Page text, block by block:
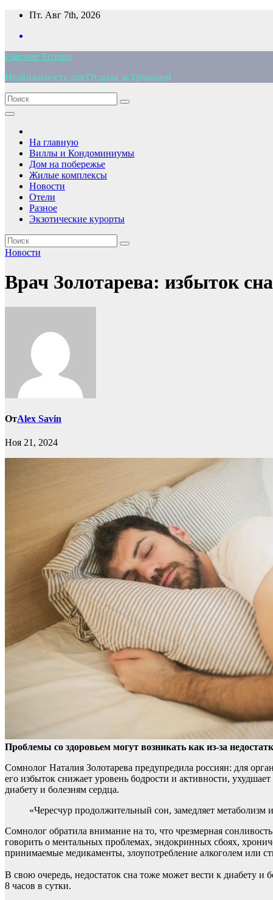
Перейти
содержимому
Пт. Авг 7th, 2026
Райские Уголки
Недвижимость для Отдыха за Границей
На главную
Виллы и Кондоминиумы
Дом на побережье
Жилые комплексы
Новости
Отели
Разное
Экзотические курорты
Новости
Врач Золотарева: избыток
ОтAlex Savin
Ноя 21, 2024
Проблемы со здоровьем могут возникать как из-за
Сомнолог Наталия Золотарева предупредила россиян: для
его избыток снижает уровень бодрости и активности,
диабету и болезням сердца.
«Чересчур продолжительный сон, замедляет метаболизм
Сомнолог обратила внимание на то, что чрезмерная
говорить о ментальных проблемах, эндокринных сбоях,
принимаемые медикаменты, злоупотребление алкоголем или
В свою очередь, недостаток сна тоже может вести к диабету и
8 часов в сутки.